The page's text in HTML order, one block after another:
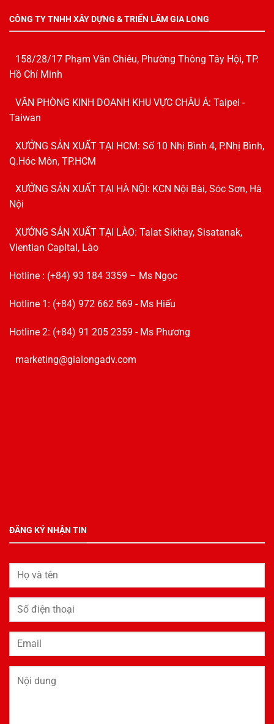
CÔNG TY TNHH XÂY DỰNG & TRIỂN LÃM GIA LONG
158/28/17 Phạm Văn Chiêu, Phường Thông Tây Hội, TP.
Hồ Chí Minh
VĂN PHÒNG KINH DOANH KHU VỰC CHÂU Á: Taipei -
Taiwan
XƯỞNG SẢN XUẤT TẠI HCM: Số 10 Nhị Bình 4, P.Nhị Bình,
Q.Hóc Môn, TP.HCM
XƯỞNG SẢN XUẤT TẠI HÀ NỘI: KCN Nội Bài, Sóc Sơn, Hà
Nội
XƯỞNG SẢN XUẤT TẠI LÀO: Talat Sikhay, Sisatanak,
Vientian Capital, Lào
Hotline : (+84) 93 184 3359 – Ms Ngọc
Hotline 1: (+84) 972 662 569 - Ms Hiếu
Hotline 2: (+84) 91 205 2359 - Ms Phương
marketing@gialongadv.com
ĐĂNG KÝ NHẬN TIN